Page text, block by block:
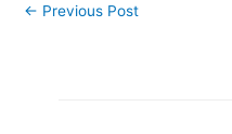
← Previous Post